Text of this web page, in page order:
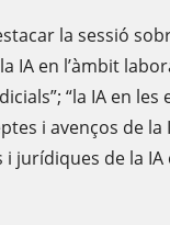
la sessió
IA en l’àmbit
“la IA en
i avenços de
jurídiques de la IA